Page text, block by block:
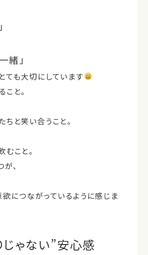
緒」
ても大切にしています
と。
と笑い合うこと。
こと。
、
欲につながっているように感じま
じゃない”安心感